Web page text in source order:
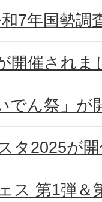
7年国勢調
開催されま
でん祭」が
タ2025が
ス 第1弾＆